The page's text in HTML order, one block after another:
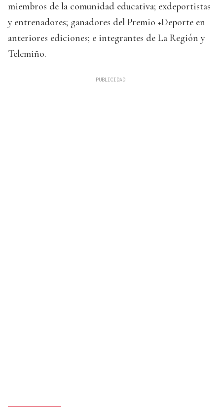
miembros de la comunidad educativa; exdeportistas
y entrenadores; ganadores del Premio +Deporte en
anteriores ediciones; e integrantes de La Región y
Telemiño.